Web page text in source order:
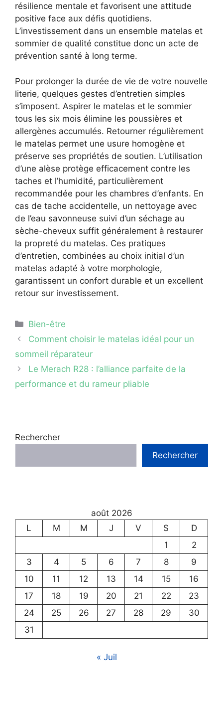
résilience mentale et favorisent une attitude
positive face aux défis quotidiens.
L’investissement dans un ensemble matelas et
sommier de qualité constitue donc un acte de
prévention santé à long terme.
Pour prolonger la durée de vie de votre nouvelle
literie, quelques gestes d’entretien simples
s’imposent. Aspirer le matelas et le sommier
tous les six mois élimine les poussières et
allergènes accumulés. Retourner régulièrement
le matelas permet une usure homogène et
préserve ses propriétés de soutien. L’utilisation
d’une alèse protège efficacement contre les
taches et l’humidité, particulièrement
recommandée pour les chambres d’enfants. En
cas de tache accidentelle, un nettoyage avec
de l’eau savonneuse suivi d’un séchage au
sèche-cheveux suffit généralement à restaurer
la propreté du matelas. Ces pratiques
d’entretien, combinées au choix initial d’un
matelas adapté à votre morphologie,
garantissent un confort durable et un excellent
retour sur investissement.
Catégories
Bien-être
Comment choisir le matelas idéal pour un
sommeil réparateur
Le Merach R28 : l’alliance parfaite de la
performance et du rameur pliable
Rechercher
Rechercher
août 2026
L
M M J V S
D
1
2
3
4 5 6 7 8
9
10
11 12 13 14 15
16
17
18 19 20 21 22
23
24
25 26 27 28 29
30
31
« Juil